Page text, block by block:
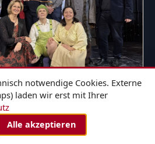
2024
Gretel - für die ganze
BUCHEN
notwendige Cookies. Externe
laden wir erst mit Ihrer
Alle akzeptieren